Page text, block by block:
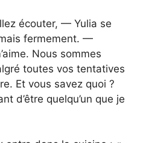
écouter, — Yulia se
fermement. —
Nous sommes
toutes vos tentatives
Et vous savez quoi ?
d’être quelqu’un que je